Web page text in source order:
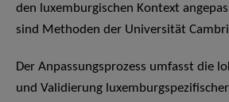
den luxemburgischen Kontext
sind Methoden der Universität
Der Anpassungsprozess umfasst die
und Validierung